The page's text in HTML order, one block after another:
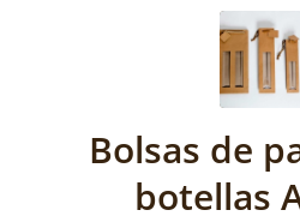
Bolsas de
botellas